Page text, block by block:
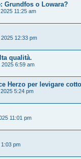
Grundfos o Lowara?
11:25 am
12:33 pm
qualità.
6:59 am
Herzo per levigare cotto
5:24 pm
11:01 pm
pm